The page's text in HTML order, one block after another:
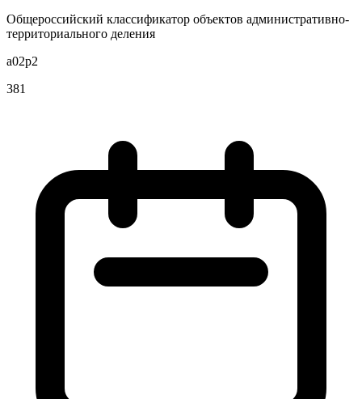
Общероссийский классификатор объектов административно-
территориального деления
a02p2
381